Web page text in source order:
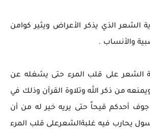
الشعر الذي يذكر الأعراض ويثير كوامن
والأنساب .
الشعر على قلب المرء حتى يشغله عن
من ذكر الله وتلاوة القرآن وذلك في
أحدكم قيحاً حتى يريه خير له من أن
يحارب فيه غلبةالشعرعلى قلب المرء